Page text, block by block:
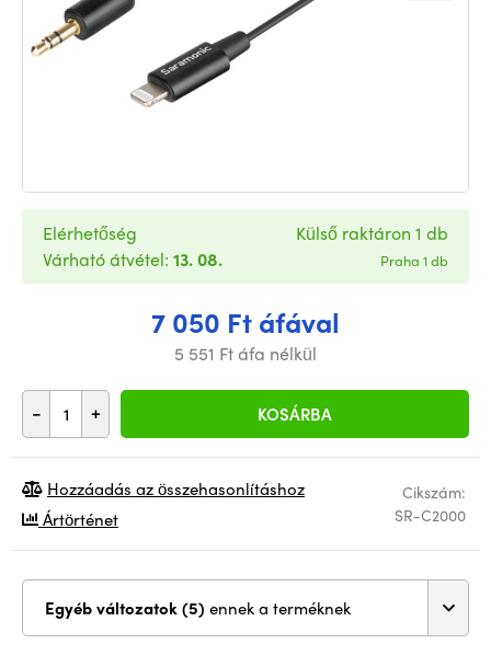
7 050 Ft áfával
5 551 Ft áfa nélkül
- + KOSÁRBA
Elérhetőség
Várható átvétel: 13. 08.
Külső raktáron 1 db
Praha 1 db
Cikszám:
SR-C2000
Hozzáadás az összehasonlításhoz
Ártörténet
Egyéb változatok (5) ennek a terméknek